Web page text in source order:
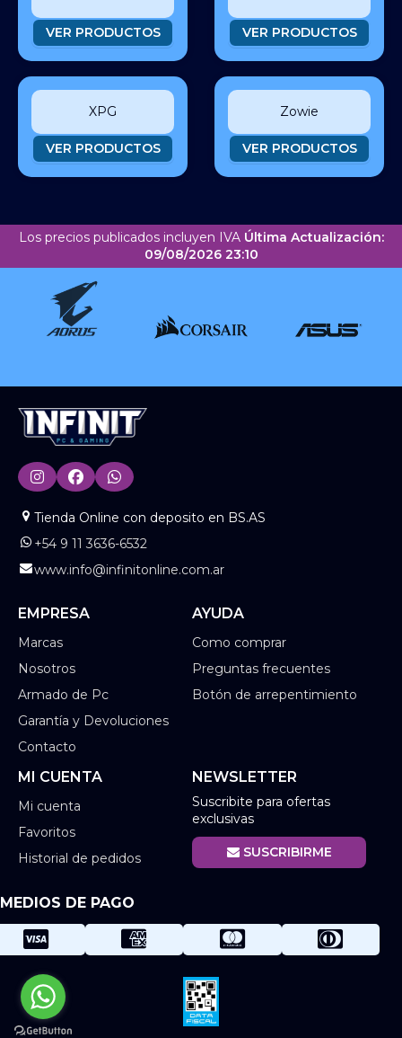
VER PRODUCTOS VER PRODUCTOS
XPG
VER PRODUCTOS
Zowie
VER PRODUCTOS
Los precios publicados incluyen IVA Última Actualización:
09/08/2026 23:10
Tienda Online con deposito en BS.AS
+54 9 11 3636-6532
www.info@infinitonline.com.ar
EMPRESA
Marcas
Nosotros
Armado de Pc
Garantía y Devoluciones
Contacto
AYUDA
Como comprar
Preguntas frecuentes
Botón de arrepentimiento
MI CUENTA
Mi cuenta
Favoritos
Historial de pedidos
NEWSLETTER
Suscribite para ofertas
exclusivas
SUSCRIBIRME
MEDIOS DE PAGO